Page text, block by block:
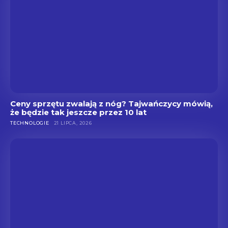
Ceny sprzętu zwalają z nóg? Tajwańczycy mówią,
że będzie tak jeszcze przez 10 lat
TECHNOLOGIE 21 LIPCA, 2026